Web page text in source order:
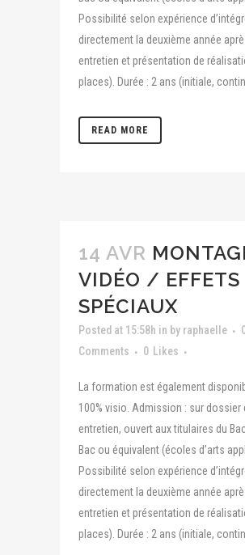
Possibilité selon expérience
directement la deuxième année
entretien et présentation de
places). Durée : 2 ans (initiale,
READ MORE
14 AVR
VIDÉO / EFFETS
SPÉCIAUX
Posted at 15:58h in by raphaelle
Comments
0 Likes
La formation est également
100% visio. Admission : sur dossier
entretien, ouvert aux titulaires du
Bac ou équivalent (écoles d’arts
Possibilité selon expérience
directement la deuxième année
entretien et présentation de
places). Durée : 2 ans (initiale,